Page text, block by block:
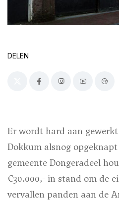
DELEN
Er wordt hard aan
Dokkum alsnog
gemeente Dongeradeel
€30.000,- in stand om de
vervallen panden aan de